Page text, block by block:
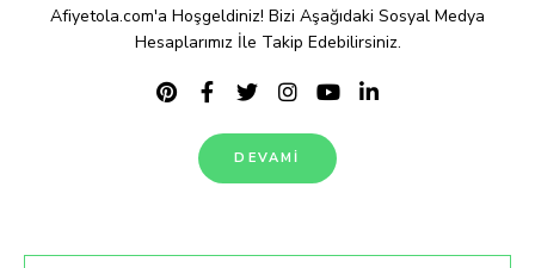
Afiyetola.com'a Hoşgeldiniz! Bizi Aşağıdaki Sosyal Medya
Hesaplarımız İle Takip Edebilirsiniz.
DEVAMI